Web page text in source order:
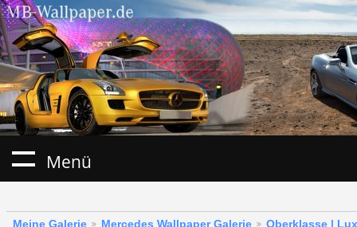
Menü
Meine Galerie Mercedes Wallpaper Galerie
Oberklasse |